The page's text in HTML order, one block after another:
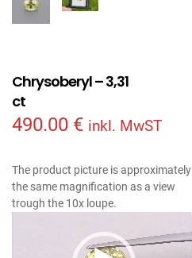
Chrysoberyl – 3,31
ct
490.00 € inkl. MwST
The product picture is approximately
the same magnification as a view
trough the 10x loupe.